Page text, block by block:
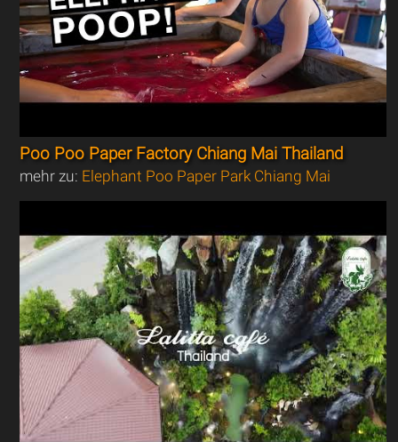
Poo Poo Paper Factory Chiang Mai Thailand
mehr zu: Elephant Poo Paper Park Chiang Mai